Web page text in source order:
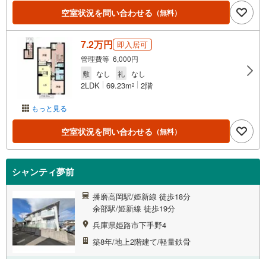
空室状況を問い合わせる （無料）
もっと見る
7.2万円 即入居可
管理費等 6,000円
敷
なし 礼 なし
2LDK 69.23m2 2階
空室状況を問い合わせる （無料）
シャンティ夢前
播磨高岡駅/姫新線 徒歩18分
余部駅/姫新線 徒歩19分
兵庫県姫路市下手野4
築8年/地上2階建て/軽量鉄骨